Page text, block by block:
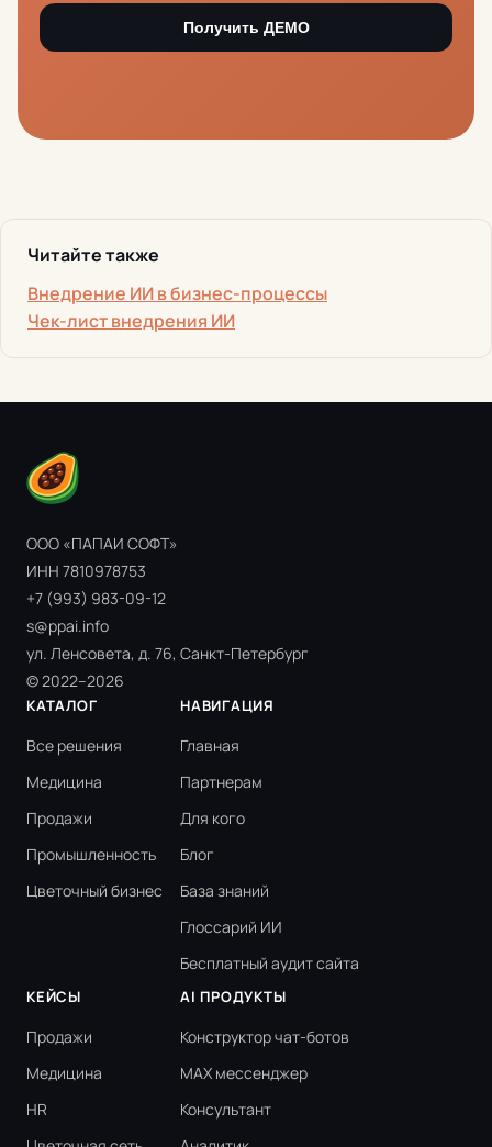
Получить ДЕМО
Читайте также
Внедрение ИИ в бизнес-процессы
Чек-лист внедрения ИИ
ООО «ПАПАИ СОФТ»
ИНН 7810978753
+7 (993) 983-09-12
s@ppai.info
ул. Ленсовета, д. 76, Санкт-Петербург
© 2022–2026
КАТАЛОГ
Все решения
Медицина
Продажи
Промышленность
Цветочный бизнес
НАВИГАЦИЯ
Главная
Партнерам
Для кого
Блог
База знаний
Глоссарий ИИ
Бесплатный аудит сайта
КЕЙСЫ
Продажи
Медицина
HR
AI ПРОДУКТЫ
Конструктор чат-ботов
MAX мессенджер
Консультант